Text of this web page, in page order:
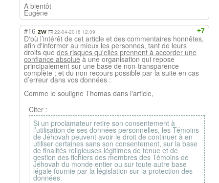
A bientôt
Eugène
+7
#16 zw 22-04-2018 12:09
D'où l’intérêt de cet article et des commentaires honnêtes,
afin d'informer au mieux les personnes, tant de leurs
droits que des risques qu'elles prennent à accorder une
confiance absolueà une organisation qui repose
principalement sur une base de non-transparence
complète ; et du non recours possible par la suite en cas
d’erreur dans vos données :
Comme le souligne Thomas dans l'article,
Citer :
Si un proclamateur retire son consentement à
l’utilisation de ses données personnelles, les Témoins
de Jéhovah peuvent avoir le droit de continuer à en
utiliser certaines sans son consentement, sur la base
de finalités religieuses légitimes de tenue et de
gestion des fichiers des membres des Témoins de
Jéhovah du monde entier ou sur toute autre base
légale fournie par la législation sur la protection des
données.